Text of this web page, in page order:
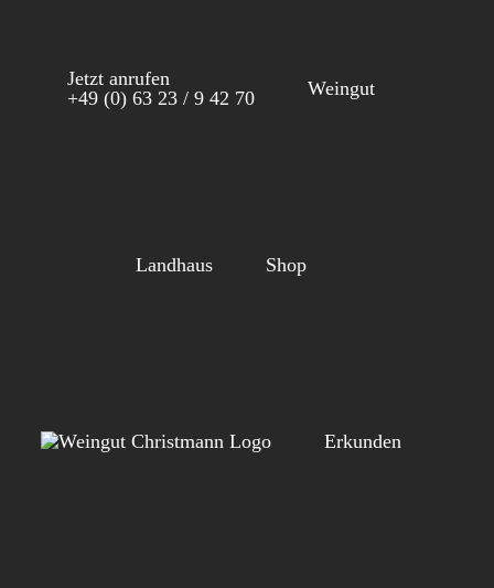
Jetzt anrufen
+49 (0) 63 23 / 9 42 70
Weingut
Landhaus Shop
Erkunden